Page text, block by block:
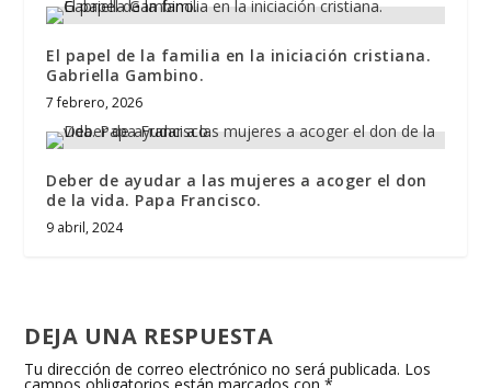
El papel de la familia en la iniciación cristiana.
Gabriella Gambino.
7 febrero, 2026
Deber de ayudar a las mujeres a acoger el don
de la vida. Papa Francisco.
9 abril, 2024
DEJA UNA RESPUESTA
Tu dirección de correo electrónico no será publicada. Los